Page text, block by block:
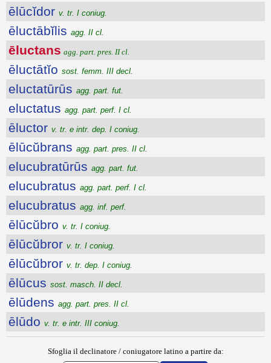
ēlūcĭdor v. tr. I coniug.
ēluctābĭlis agg. II cl.
ēluctans agg. part. pres. II cl.
ēluctātĭo sost. femm. III decl.
eluctatūrūs agg. part. fut.
eluctatus agg. part. perf. I cl.
ēluctor v. tr. e intr. dep. I coniug.
ēlūcŭbrans agg. part. pres. II cl.
elucubratūrūs agg. part. fut.
elucubratus agg. part. perf. I cl.
elucubratus agg. inf. perf.
ēlūcŭbro v. tr. I coniug.
ēlūcŭbror v. tr. I coniug.
ēlūcŭbror v. tr. dep. I coniug.
ēlūcus sost. masch. II decl.
ēlūdens agg. part. pres. II cl.
ēlūdo v. tr. e intr. III coniug.
Sfoglia il declinatore / coniugatore latino a partire da: